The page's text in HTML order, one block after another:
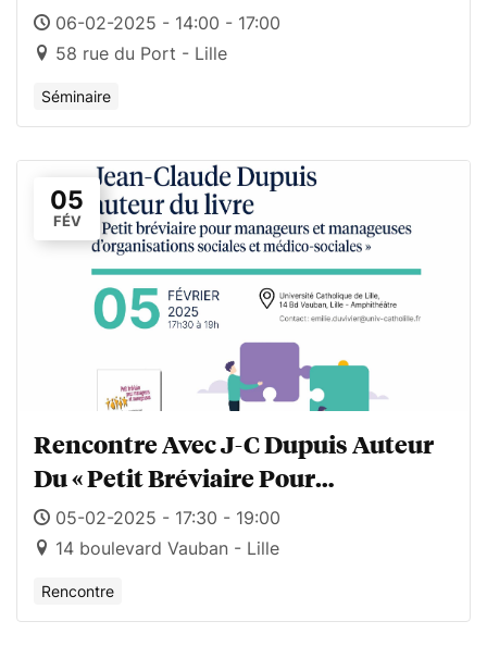
Et Opportunités À L’intersection Du
Vieillissement Et Du Handicap »
06-02-2025 - 14:00 - 17:00
58 rue du Port - Lille
Séminaire
05
FÉV
Rencontre Avec J-C Dupuis Auteur
Du « Petit Bréviaire Pour
Manageurs.ses D’organisations
Sociales Et Médico-Sociales »
05-02-2025 - 17:30 - 19:00
14 boulevard Vauban - Lille
Rencontre